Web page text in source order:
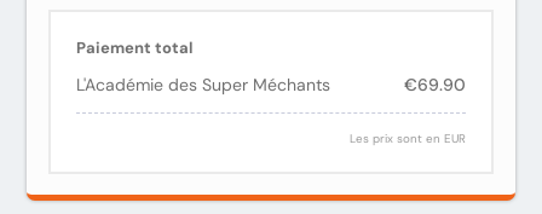
Paiement total
L'Académie des Super Méchants €69.90
Les prix sont en EUR